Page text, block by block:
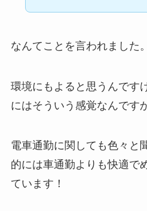
なんてことを言われました。
環境にもよると思うんです
にはそういう感覚なんです
電車通勤に関しても色々と
的には車通勤よりも快適で
ています！